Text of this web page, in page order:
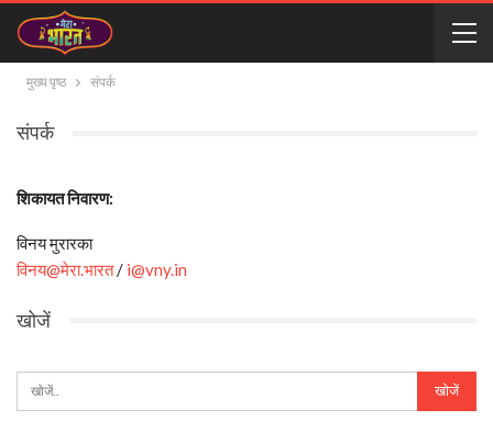
मुख्य पृष्ठ संपर्क
संपर्क
शिकायत निवारण:
विनय मुरारका
विनय@मेरा.भारत/ i@vny.in
खोजें